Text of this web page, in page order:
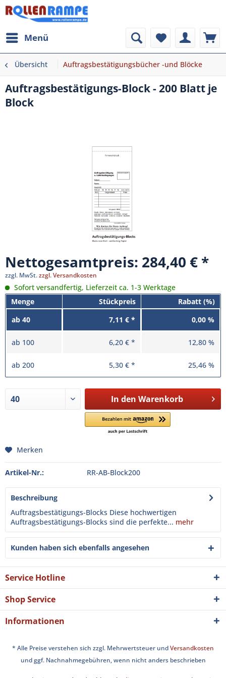
Menü
Übersicht Auftragsbestätigungsbücher -und Blöcke
Auftragsbestätigungs-Block - 200 Blatt je
Block
Nettogesamtpreis: 284,40 €
zzgl. MwSt.zzgl. Versandkosten
Sofort versandfertig, Lieferzeit ca. 1-3 Werktage
Menge
Stückpreis
Rabatt (%)
ab 40 7,11 € * 0,00 %
ab 100 6,20 € * 12,80 %
ab 200 5,30 € * 25,46 %
In den Warenkorb
Merken
Artikel-Nr.: RR-AB-Block200
Beschreibung
Auftragsbestätigungs-Blocks Diese hochwertigen
Auftragsbestätigungs-Blocks sind die perfekte... mehr
Kunden haben sich ebenfalls angesehen
Service Hotline
Shop Service
Informationen
* Alle Preise verstehen sich zzgl. Mehrwertsteuer undVersandkosten
und ggf. Nachnahmegebühren, wenn nicht anders beschrieben